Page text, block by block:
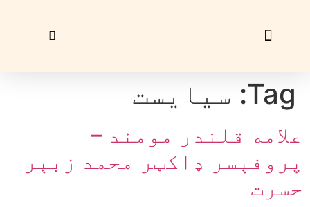
Tag: سيايست
علامه قلندر مومند –
پروفېسر ډاکټر محمد زبېر
حسرت